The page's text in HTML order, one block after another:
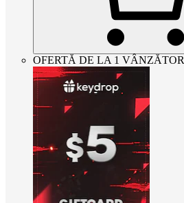
OFERTĂ DE LA 1 VÂNZĂTOR